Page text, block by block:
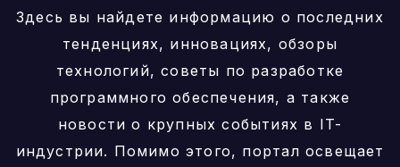
Здесь вы найдете информацию о последних
тенденциях, инновациях, обзоры
технологий, советы по разработке
программного обеспечения, а также
новости о крупных событиях в IT-
индустрии. Помимо этого, портал освещает